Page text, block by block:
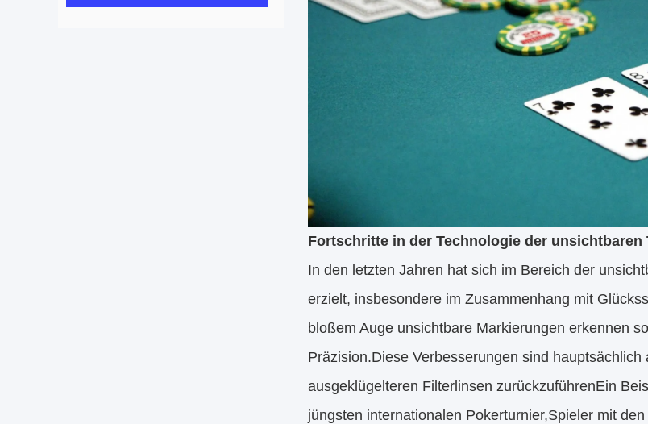
Fortschritte in der Technologie der
In den letzten Jahren hat sich im Bereich der
erzielt, insbesondere im Zusammenhang mit
bloßem Auge unsichtbare Markierungen erkennen
Präzision.Diese Verbesserungen sind
ausgeklügelteren Filterlinsen zurückzuführenEin
jüngsten internationalen Pokerturnier,Spieler mit